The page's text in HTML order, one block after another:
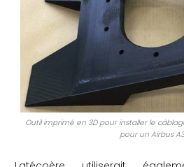
Outil imprimé en 3D pour installer le
pour un Airbus